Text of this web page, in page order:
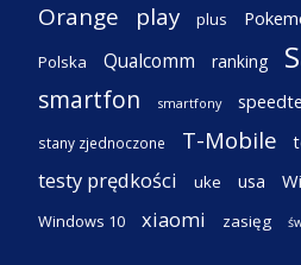
Orange play plus
Polska Qualcomm ranking
smartfon smartfony
stany zjednoczone T-Mobile
testy prędkości uke usa
Windows 10 xiaomi zasięg